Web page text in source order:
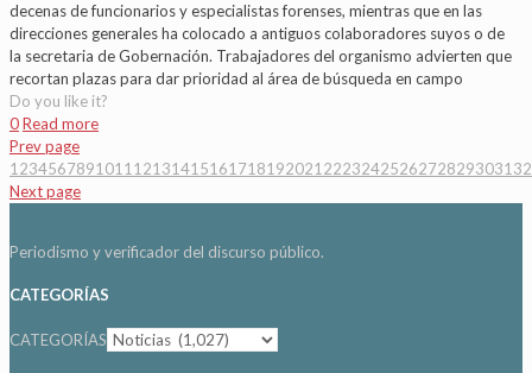
decenas de funcionarios y especialistas forenses, mientras que en las
direcciones generales ha colocado a antiguos colaboradores suyos o de
la secretaria de Gobernación. Trabajadores del organismo advierten que
recortan plazas para dar prioridad al área de búsqueda en campo
Do you like it?
0Read more
Prev page
1 234567891011 12131415161718192021 22232425262728293031 32
Next page
Periodismo y verificador del discurso público.
CATEGORÍAS
CATEGORÍAS